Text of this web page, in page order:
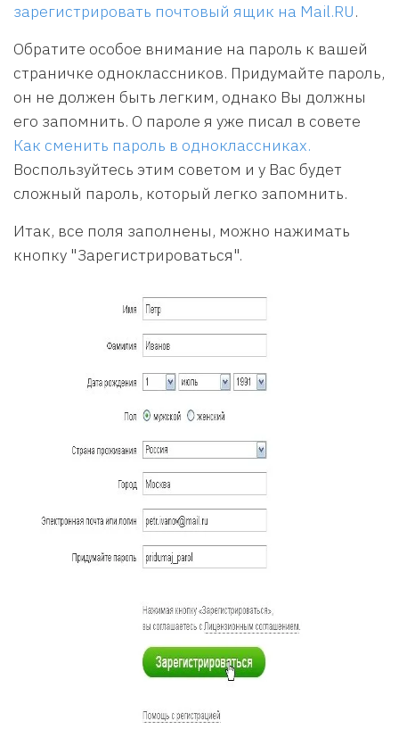
зарегистрировать почтовый ящик на Mail.RU.
Обратите особое внимание на пароль к вашей
страничке одноклассников. Придумайте пароль,
он не должен быть легким, однако Вы должны
его запомнить. О пароле я уже писал в совете
Как сменить пароль в одноклассниках.
Воспользуйтесь этим советом и у Вас будет
сложный пароль, который легко запомнить.
Итак, все поля заполнены, можно нажимать
кнопку "Зарегистрироваться".